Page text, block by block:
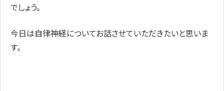
でしょう。
今日は自律神経についてお話させていただきたいと思いま
す。